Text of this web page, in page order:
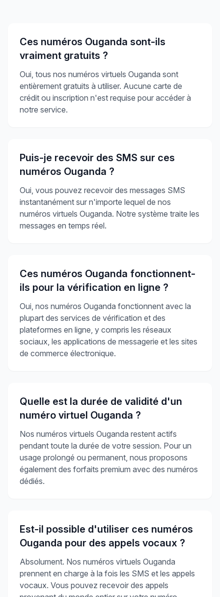
Ces numéros Ouganda sont-ils
vraiment gratuits ?
Oui, tous nos numéros virtuels Ouganda sont
entièrement gratuits à utiliser. Aucune carte de
crédit ou inscription n'est requise pour accéder à
notre service.
Puis-je recevoir des SMS sur ces
numéros Ouganda ?
Oui, vous pouvez recevoir des messages SMS
instantanément sur n'importe lequel de nos
numéros virtuels Ouganda. Notre système traite les
messages en temps réel.
Ces numéros Ouganda fonctionnent-
ils pour la vérification en ligne ?
Oui, nos numéros Ouganda fonctionnent avec la
plupart des services de vérification et des
plateformes en ligne, y compris les réseaux
sociaux, les applications de messagerie et les sites
de commerce électronique.
Quelle est la durée de validité d'un
numéro virtuel Ouganda ?
Nos numéros virtuels Ouganda restent actifs
pendant toute la durée de votre session. Pour un
usage prolongé ou permanent, nous proposons
également des forfaits premium avec des numéros
dédiés.
Est-il possible d'utiliser ces numéros
Ouganda pour des appels vocaux ?
Absolument. Nos numéros virtuels Ouganda
prennent en charge à la fois les SMS et les appels
vocaux. Vous pouvez recevoir des appels